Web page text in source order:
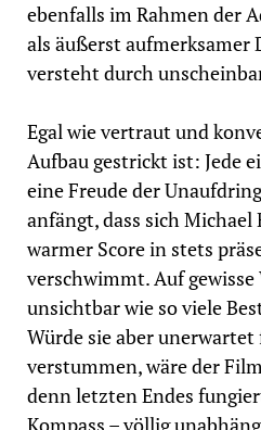
ebenfalls im Rahmen der
als äußerst aufmerksamer
versteht durch
Egal wie vertraut und
Aufbau gestrickt ist: Jede
eine Freude der
anfängt, dass sich
warmer Score in stets
verschwimmt. Auf
unsichtbar wie so viele
Würde sie aber
verstummen, wäre der
denn letzten Endes
Kompass – völlig